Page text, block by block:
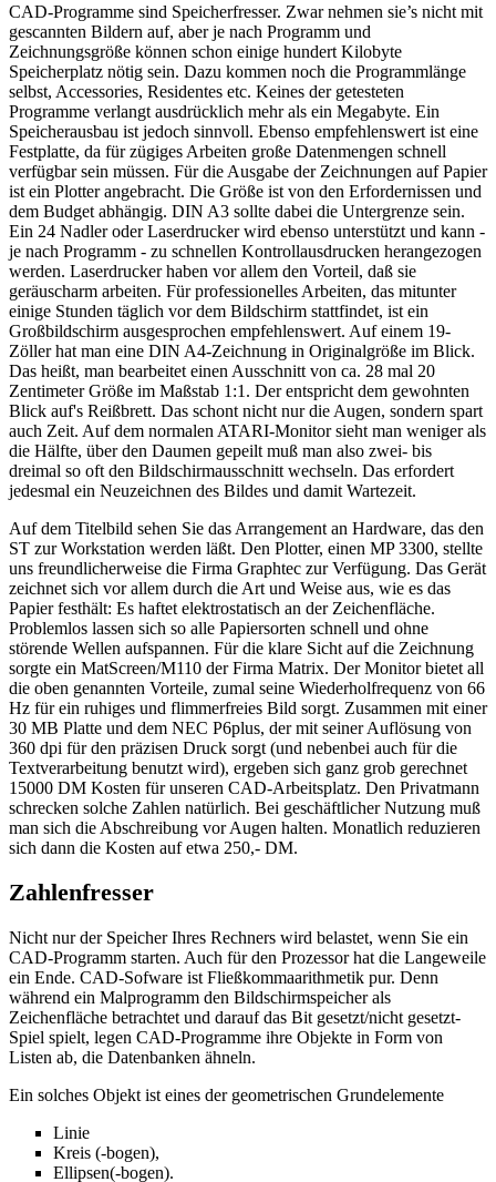
CAD-Programme sind Speicherfresser. Zwar nehmen sie’s nicht mit
gescannten Bildern auf, aber je nach Programm und
Zeichnungsgröße können schon einige hundert Kilobyte
Speicherplatz nötig sein. Dazu kommen noch die Programmlänge
selbst, Accessories, Residentes etc. Keines der getesteten
Programme verlangt ausdrücklich mehr als ein Megabyte. Ein
Speicherausbau ist jedoch sinnvoll. Ebenso empfehlenswert ist eine
Festplatte, da für zügiges Arbeiten große Datenmengen schnell
verfügbar sein müssen. Für die Ausgabe der Zeichnungen auf Papier
ist ein Plotter angebracht. Die Größe ist von den Erfordernissen und
dem Budget abhängig. DIN A3 sollte dabei die Untergrenze sein.
Ein 24 Nadler oder Laserdrucker wird ebenso unterstützt und kann -
je nach Programm - zu schnellen Kontrollausdrucken herangezogen
werden. Laserdrucker haben vor allem den Vorteil, daß sie
geräuscharm arbeiten. Für professionelles Arbeiten, das mitunter
einige Stunden täglich vor dem Bildschirm stattfindet, ist ein
Großbildschirm ausgesprochen empfehlenswert. Auf einem 19-
Zöller hat man eine DIN A4-Zeichnung in Originalgröße im Blick.
Das heißt, man bearbeitet einen Ausschnitt von ca. 28 mal 20
Zentimeter Größe im Maßstab 1:1. Der entspricht dem gewohnten
Blick auf's Reißbrett. Das schont nicht nur die Augen, sondern spart
auch Zeit. Auf dem normalen ATARI-Monitor sieht man weniger als
die Hälfte, über den Daumen gepeilt muß man also zwei- bis
dreimal so oft den Bildschirmausschnitt wechseln. Das erfordert
jedesmal ein Neuzeichnen des Bildes und damit Wartezeit.
Auf dem Titelbild sehen Sie das Arrangement an Hardware, das den
ST zur Workstation werden läßt. Den Plotter, einen MP 3300, stellte
uns freundlicherweise die Firma Graphtec zur Verfügung. Das Gerät
zeichnet sich vor allem durch die Art und Weise aus, wie es das
Papier festhält: Es haftet elektrostatisch an der Zeichenfläche.
Problemlos lassen sich so alle Papiersorten schnell und ohne
störende Wellen aufspannen. Für die klare Sicht auf die Zeichnung
sorgte ein MatScreen/M110 der Firma Matrix. Der Monitor bietet all
die oben genannten Vorteile, zumal seine Wiederholfrequenz von 66
Hz für ein ruhiges und flimmerfreies Bild sorgt. Zusammen mit einer
30 MB Platte und dem NEC P6plus, der mit seiner Auflösung von
360 dpi für den präzisen Druck sorgt (und nebenbei auch für die
Textverarbeitung benutzt wird), ergeben sich ganz grob gerechnet
15000 DM Kosten für unseren CAD-Arbeitsplatz. Den Privatmann
schrecken solche Zahlen natürlich. Bei geschäftlicher Nutzung muß
man sich die Abschreibung vor Augen halten. Monatlich reduzieren
sich dann die Kosten auf etwa 250,- DM.
Zahlenfresser
Nicht nur der Speicher Ihres Rechners wird belastet, wenn Sie ein
CAD-Programm starten. Auch für den Prozessor hat die Langeweile
ein Ende. CAD-Sofware ist Fließkommaarithmetik pur. Denn
während ein Malprogramm den Bildschirmspeicher als
Zeichenfläche betrachtet und darauf das Bit gesetzt/nicht gesetzt-
Spiel spielt, legen CAD-Programme ihre Objekte in Form von
Listen ab, die Datenbanken ähneln.
Ein solches Objekt ist eines der geometrischen Grundelemente
Linie
Kreis (-bogen),
Ellipsen(-bogen).